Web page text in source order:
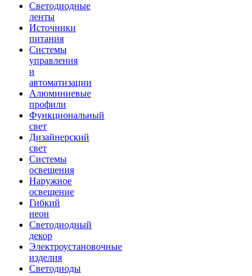
Светодиодные
ленты
Источники
питания
Системы
управления
и
автоматизации
Алюминиевые
профили
Функциональный
свет
Дизайнерский
свет
Системы
освещения
Наружное
освещение
Гибкий
неон
Светодиодный
декор
Электроустановочные
изделия
Светодиоды